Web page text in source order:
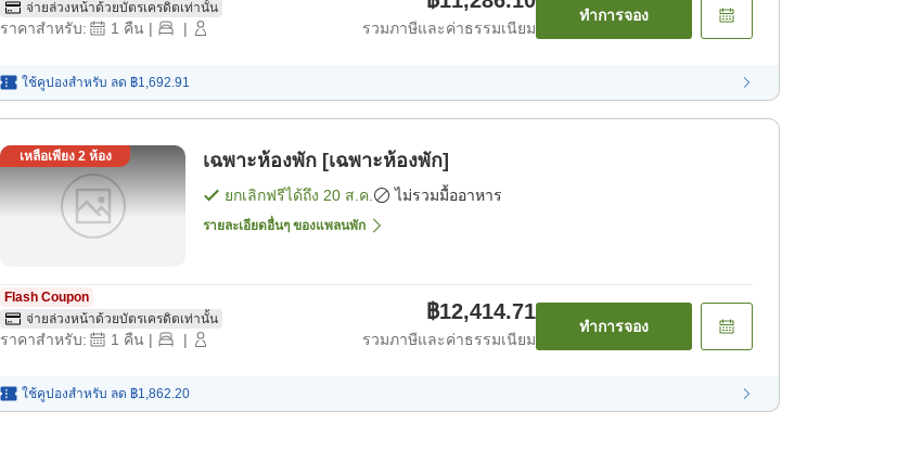
จ่ายล่วงหน้าด้วยบัตรเครดิตเท่านั้น
ราคาสำหรับ: 1 คืน | | รวมภาษีและค่าธรรมเนียม
ทำการจอง
ใช้คูปองสำหรับ ลด ฿1,692.91
เหลือเพียง 2ห้อง เฉพาะห้องพัก [เฉพาะห้องพัก]
ยกเลิกฟรีได้ถึง 20 ส.ค. ไม่รวมมื้ออาหาร
รายละเอียดอื่นๆ ของแพลนพัก
Flash Coupon
จ่ายล่วงหน้าด้วยบัตรเครดิตเท่านั้น
ราคาสำหรับ: 1 คืน | |
฿12,414.71
รวมภาษีและค่าธรรมเนียม
ทำการจอง
ใช้คูปองสำหรับ ลด ฿1,862.20